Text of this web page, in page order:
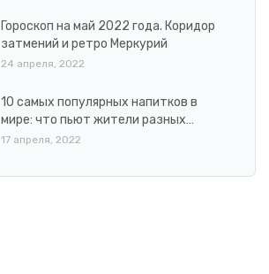
Гороскоп на май 2022 года. Коридор
затмений и ретро Меркурий
24 апреля, 2022
10 самых популярных напитков в
мире: что пьют жители разных…
17 апреля, 2022